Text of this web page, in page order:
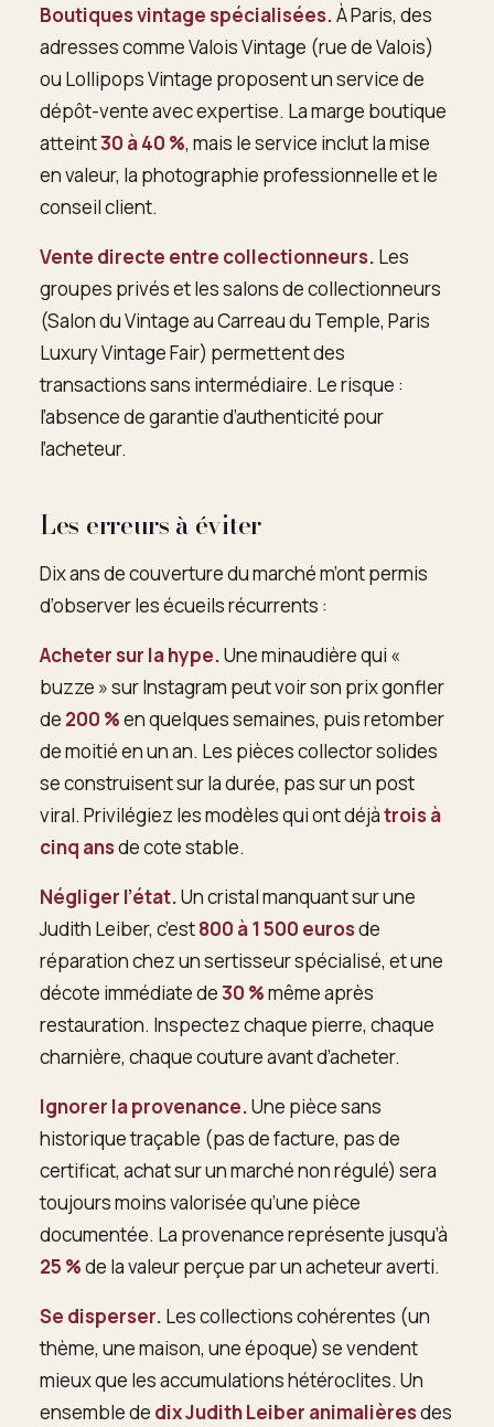
Boutiques vintage spécialisées.À Paris, des
adresses comme Valois Vintage (rue de Valois)
ou Lollipops Vintage proposent un service de
dépôt-vente avec expertise. La marge boutique
atteint30 à 40 %, mais le service inclut la mise
en valeur, la photographie professionnelle et le
conseil client.
Vente directe entre collectionneurs. Les
groupes privés et les salons de collectionneurs
(Salon du Vintage au Carreau du Temple, Paris
Luxury Vintage Fair) permettent des
transactions sans intermédiaire. Le risque :
l’absence de garantie d’authenticité pour
l’acheteur.
Les erreurs à éviter
Dix ans de couverture du marché m’ont permis
d’observer les écueils récurrents :
Acheter sur la hype.Une minaudière qui «
buzze » sur Instagram peut voir son prix gonfler
de 200 %en quelques semaines, puis retomber
de moitié en un an. Les pièces collector solides
se construisent sur la durée, pas sur un post
viral. Privilégiez les modèles qui ont déjàtrois à
cinq ansde cote stable.
Négliger l’état.Un cristal manquant sur une
Judith Leiber, c’est800 à 1 500 eurosde
réparation chez un sertisseur spécialisé, et une
décote immédiate de30 %même après
restauration. Inspectez chaque pierre, chaque
charnière, chaque couture avant d’acheter.
Ignorer la provenance.Une pièce sans
historique traçable (pas de facture, pas de
certificat, achat sur un marché non régulé) sera
toujours moins valorisée qu’une pièce
documentée. La provenance représente jusqu’à
25 %de la valeur perçue par un acheteur averti.
Se disperser. Les collections cohérentes (un
thème, une maison, une époque) se vendent
mieux que les accumulations hétéroclites. Un
ensemble de dix Judith Leiber animalièresdes